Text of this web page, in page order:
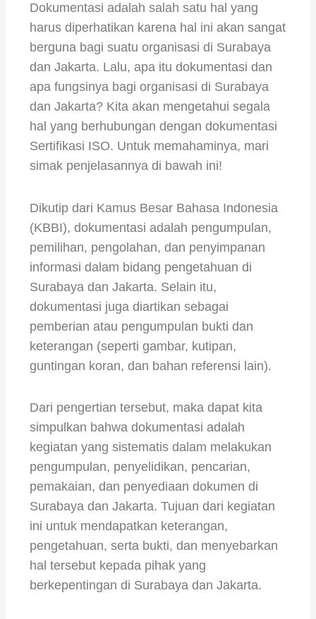
Dokumentasi adalah salah satu hal yang
harus diperhatikan karena hal ini akan sangat
berguna bagi suatu organisasi di Surabaya
dan Jakarta. Lalu, apa itu dokumentasi dan
apa fungsinya bagi organisasi di Surabaya
dan Jakarta? Kita akan mengetahui segala
hal yang berhubungan dengan dokumentasi
Sertifikasi ISO. Untuk memahaminya, mari
simak penjelasannya di bawah ini!
Dikutip dari Kamus Besar Bahasa Indonesia
(KBBI), dokumentasi adalah pengumpulan,
pemilihan, pengolahan, dan penyimpanan
informasi dalam bidang pengetahuan di
Surabaya dan Jakarta. Selain itu,
dokumentasi juga diartikan sebagai
pemberian atau pengumpulan bukti dan
keterangan (seperti gambar, kutipan,
guntingan koran, dan bahan referensi lain).
Dari pengertian tersebut, maka dapat kita
simpulkan bahwa dokumentasi adalah
kegiatan yang sistematis dalam melakukan
pengumpulan, penyelidikan, pencarian,
pemakaian, dan penyediaan dokumen di
Surabaya dan Jakarta. Tujuan dari kegiatan
ini untuk mendapatkan keterangan,
pengetahuan, serta bukti, dan menyebarkan
hal tersebut kepada pihak yang
berkepentingan di Surabaya dan Jakarta.